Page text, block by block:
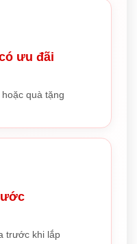
ưu đãi
quà tặng
trước khi lắp